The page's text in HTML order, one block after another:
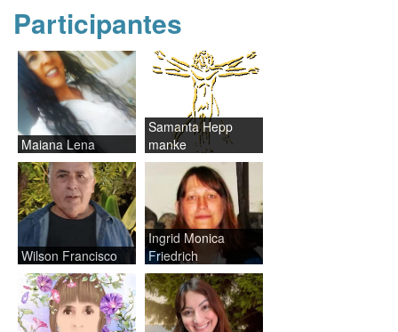
Participantes
Maiana Lena
Samanta Hepp
manke
Wilson Francisco
Ingrid Monica
Friedrich